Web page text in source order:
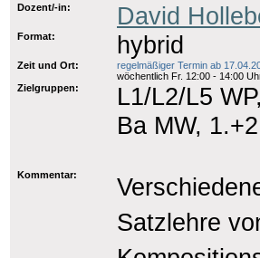
Dozent/-in: David
Format: hybrid
Zeit und Ort:
regelmäßiger Termin ab
wöchentlich Fr. 12:00 - 14:00
Zielgruppen:
L1/L2/L5
Ba MW,
Kommentar:
Satzlehre